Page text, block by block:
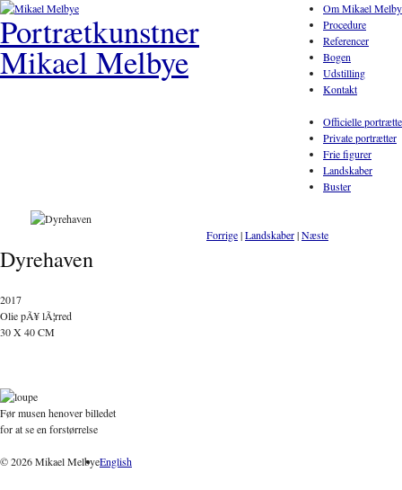
Portrætkunstner
Mikael Melbye
Om Mikael
Procedure
Referencer
Bogen
Udstilling
Kontakt
Officielle
Private portrætter
Frie figurer
Landskaber
Buster
Dyrehaven
2017
Olie pÃ¥ lÃ¦rred
30 X 40 CM
Før musen henover billedet
for at se en forstørrelse
Forrige|Landskaber|Næste
© 2026 Mikael MelbyeEnglish